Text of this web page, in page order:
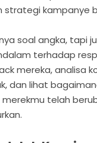
strategi kampanye
soal angka, tapi
terhadap
mereka, analisa
dan lihat
telah